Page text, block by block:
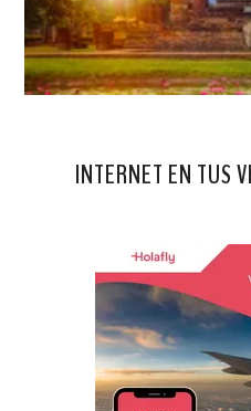
INTERNET EN TUS